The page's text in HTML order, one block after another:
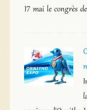
17 mai le congrès